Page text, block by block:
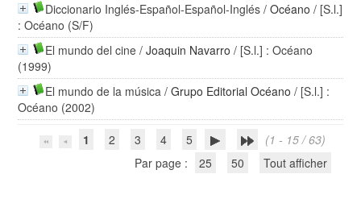
Diccionario Inglés-Español-Español-Inglés /Océano / [S.l.]
: Océano (S/F)
El mundo del cine /Joaquin Navarro / [S.l.] : Océano
(1999)
El mundo de la música /Grupo Editorial Océano / [S.l.] :
Océano (2002)
1
2 3 4 5
(1 - 15 / 63)
Par page :
25 50 Tout afficher